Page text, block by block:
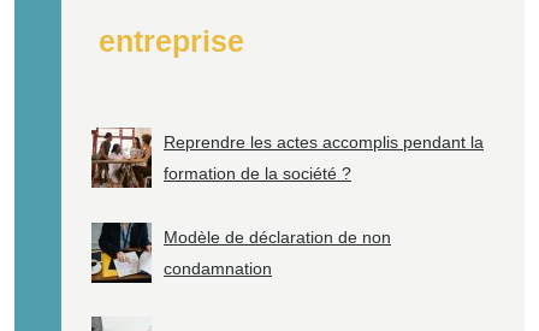
entreprise
Reprendre les actes accomplis pendant la
formation de la société ?
Modèle de déclaration de non
condamnation